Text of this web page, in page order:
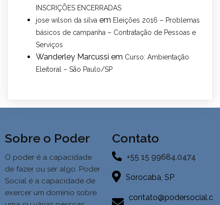
INSCRIÇÕES ENCERRADAS
jose wilson da silva em Eleições 2016 – Problemas
básicos de campanha – Contratação de Pessoas e
Serviços
Wanderley Marcussi em Curso: Ambientação
Eleitoral – São Paulo/SP
Sobre o Poder
O poder é a capacidade
de fazer ou ser algo. Poder
Social é a capacidade de
exercer um domínio sobre
Contato
+55 15 99684.0474
Sorocaba, SP
contato@podersocial.c